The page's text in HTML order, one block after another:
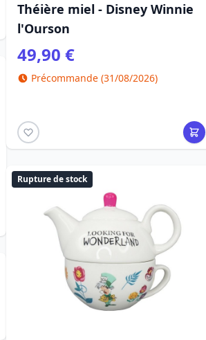
Théière miel - Disney Winnie
l'Ourson
49,90 €
Précommande (31/08/2026)
Rupture de stock